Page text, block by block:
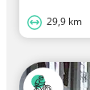
29,9 km